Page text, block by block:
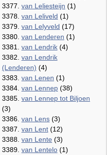
3377. van Leliesteijn (1)
3378. van Leliveld (1)
3379. van Lelyveld (17)
3380. van Lenderen (1)
3381. van Lendrik (4)
3382. van Lendrik
(Lenderen) (4)
3383. van Lenen (1)
3384. van Lennep (38)
3385. van Lennep tot Biljoen
(3)
3386. van Lens (3)
3387. van Lent (12)
3388. van Lente (3)
3389. van Lentelo (1)